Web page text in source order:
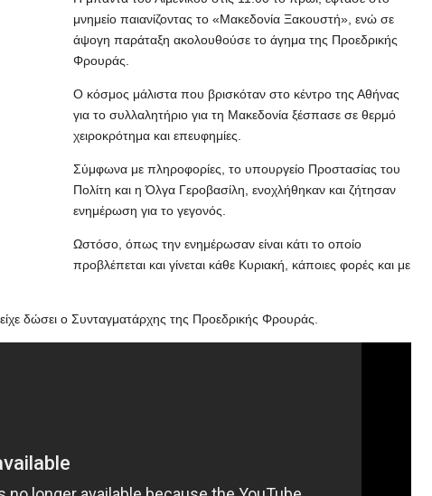
μνημείο παιανίζοντας το «Μακεδονία Ξακουστή», ενώ σε
άψογη παράταξη ακολουθούσε το άγημα της Προεδρικής
Φρουράς.
Ο κόσμος μάλιστα που βρισκόταν στο κέντρο της Αθήνας
για το συλλαλητήριο για τη Μακεδονία ξέσπασε σε θερμό
χειροκρότημα και επευφημίες.
Σύμφωνα με πληροφορίες, το υπουργείο Προστασίας του
Πολίτη και η Όλγα Γεροβασίλη, ενοχλήθηκαν και ζήτησαν
ενημέρωση για το γεγονός.
Ωστόσο, όπως την ενημέρωσαν είναι κάτι το οποίο
προβλέπεται και γίνεται κάθε Κυριακή, κάποιες φορές και με
δώσει ο Συνταγματάρχης της Προεδρικής Φρουράς.